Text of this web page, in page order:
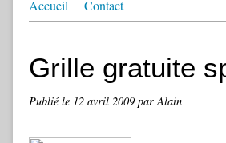
Accueil Contact
Grille gratuite
Publié le 12 avril 2009 par Alain